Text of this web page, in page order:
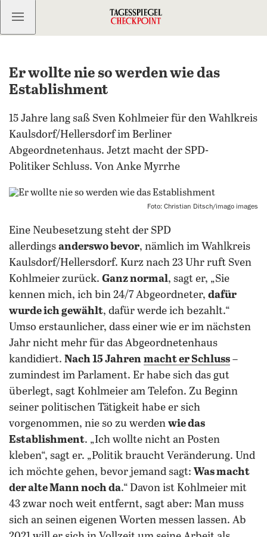
Kostenlos anmelden
Er wollte nie so werden wie das
Establishment
15 Jahre lang saß Sven Kohlmeier für den Wahlkreis
Kaulsdorf/Hellersdorf im Berliner
Abgeordnetenhaus. Jetzt macht der SPD-
Politiker Schluss. Von Anke Myrrhe
Foto: Christian Ditsch/imago images
Eine Neubesetzung steht der SPD
allerdings anderswo bevor, nämlich im Wahlkreis
Kaulsdorf/Hellersdorf. Kurz nach 23 Uhr ruft Sven
Kohlmeier zurück. Ganz normal, sagt er, „Sie
kennen mich, ich bin 24/7 Abgeordneter, dafür
wurde ich gewählt, dafür werde ich bezahlt.“
Umso erstaunlicher, dass einer wie er im nächsten
Jahr nicht mehr für das Abgeordnetenhaus
kandidiert. Nach 15 Jahren macht er Schluss –
zumindest im Parlament. Er habe sich das gut
überlegt, sagt Kohlmeier am Telefon. Zu Beginn
seiner politischen Tätigkeit habe er sich
vorgenommen, nie so zu werden wie das
Establishment. „Ich wollte nicht an Posten
kleben“, sagt er. „Politik braucht Veränderung. Und
ich möchte gehen, bevor jemand sagt: Was macht
der alte Mann noch da.“ Davon ist Kohlmeier mit
43 zwar noch weit entfernt, sagt aber: Man muss
sich an seinen eigenen Worten messen lassen. Ab